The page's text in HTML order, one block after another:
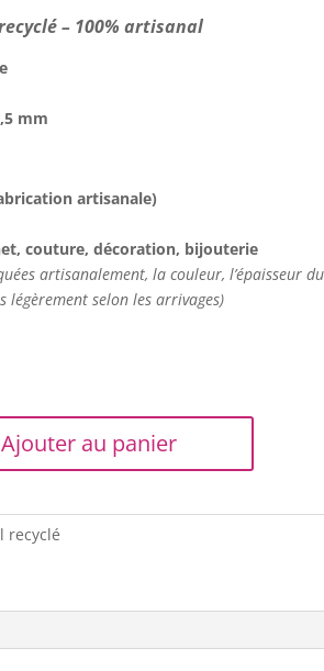
– 100% artisanal
mm
artisanale)
couture, décoration, bijouterie
artisanalement, la couleur, l’épaisseur
selon les arrivages)
Ajouter au panier
recyclé